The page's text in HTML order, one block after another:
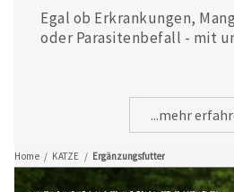
Home / KATZE / Ergänzungsfutter
Egal ob Erkrankungen,
oder Parasitenbefall - mit
...mehr